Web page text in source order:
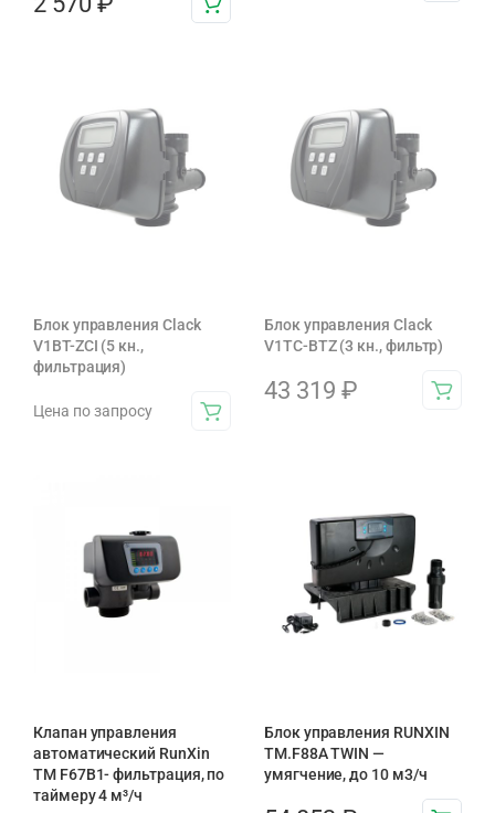
Блок управления Clack
V1BT-ZCI (5 кн.,
фильтрация)
Цена по запросу
Блок управления Clack
V1TC-BTZ (3 кн., фильтр)
43 319 ₽
Клапан управления
автоматический RunXin
TM F67В1- фильтрация, по
таймеру 4 м³/ч
Блок управления RUNXIN
ТМ.F88A TWIN —
умягчение, до 10 м3/ч